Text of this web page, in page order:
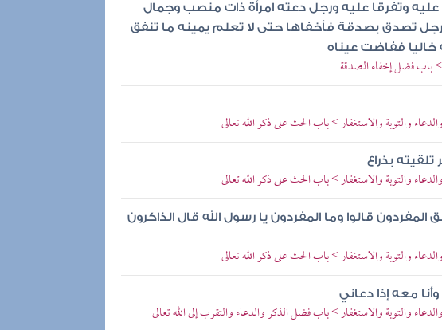
عليه وتفرقا عليه ورجل دعته امرأة ذات منصب وجمال
تصدق بصدقة فأخفاها حتى لا تعلم يمينه ما تنفق
خاليا ففاضت عيناه
فضل إخفاء الصدقة
والتوبة والاستغفار > باب الحث على ذكر الله تعالى
تلقيته بذراع
والتوبة والاستغفار > باب الحث على ذكر الله تعالى
قالوا وما المفردون يا رسول الله قال الذاكرون
والتوبة والاستغفار > باب الحث على ذكر الله تعالى
معه إذا دعاني
والتوبة والاستغفار > باب فضل الذكر والدعاء والتقرب إلى الله تعالى